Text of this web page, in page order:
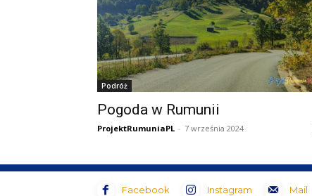
Podróż
Pogoda w Rumunii
ProjektRumuniaPL - 7 września 2024
Facebook Instagram Mail